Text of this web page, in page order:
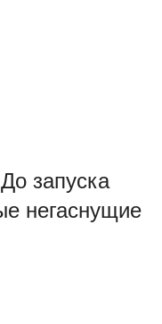
запуска
негаснущие